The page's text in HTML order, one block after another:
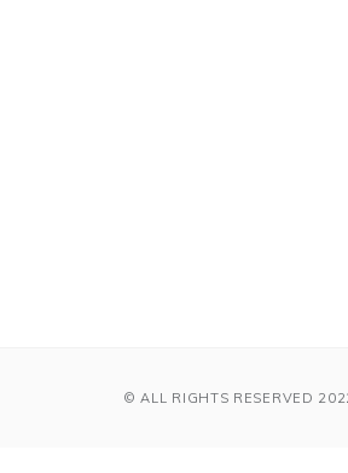
© ALL RIGHTS RESERVED